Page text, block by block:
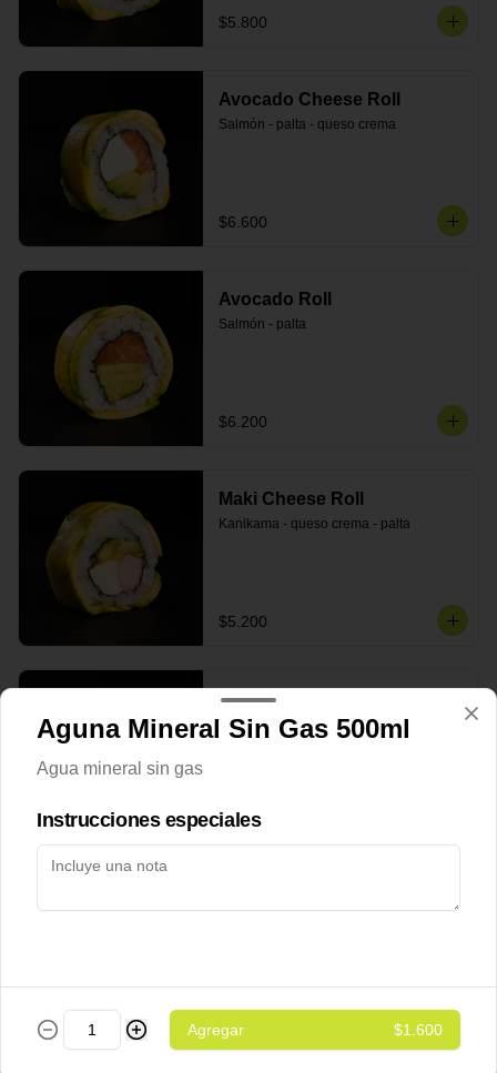
$5.800
Avocado Cheese Roll
Salmón - palta - queso crema
$6.600
Avocado Roll
Salmón - palta
$6.200
Maki Cheese Roll
Kanikama - queso crema - palta
$5.200
Cheese Roll
Queso crema - palta - cebollín
$5.200
Aguna Mineral Sin Gas 500ml
Agua mineral sin gas
Instrucciones especiales
Agregar $1.600